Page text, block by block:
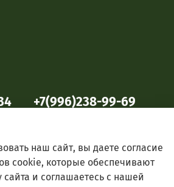
+7(996)238-99-69
наш сайт, вы даете согласие
cookie, которые обеспечивают
и соглашаетесь с нашей